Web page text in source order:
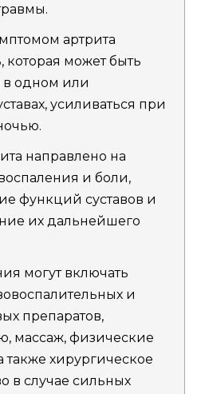
артрита
которая может быть
в одном или
усиливаться при
направлено на
и боли,
функций суставов и
их дальнейшего
могут включать
и
препаратов,
массаж, физические
также хирургическое
в случае сильных